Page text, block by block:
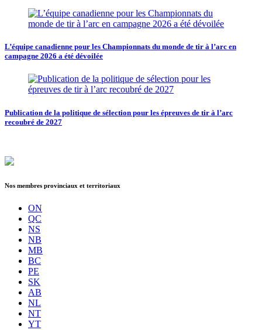
L’équipe canadienne pour les Championnats du monde de tir à l’arc en
campagne 2026 a été dévoilée
Publication de la politique de sélection pour les épreuves de tir à l’arc
recoubré de 2027
Nos membres provinciaux et territoriaux
ON
QC
NS
NB
MB
BC
PE
SK
AB
NL
NT
YT